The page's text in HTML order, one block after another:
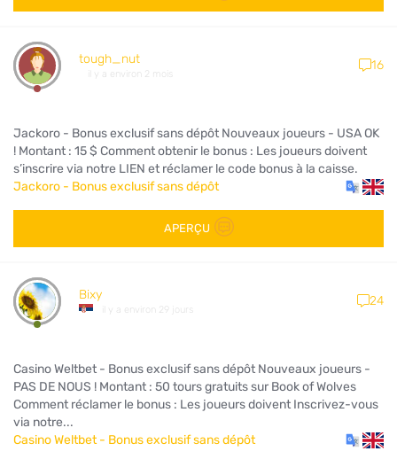
tough_nut
il y a environ 2 mois
16
Jackoro - Bonus exclusif sans dépôt Nouveaux joueurs - USA OK
! Montant : 15 $ Comment obtenir le bonus : Les joueurs doivent
s’inscrire via notre LIEN et réclamer le code bonus à la caisse.
Jackoro - Bonus exclusif sans dépôt
APERÇU
Bixy
il y a environ 29 jours
24
Casino Weltbet - Bonus exclusif sans dépôt Nouveaux joueurs -
PAS DE NOUS ! Montant : 50 tours gratuits sur Book of Wolves
Comment réclamer le bonus : Les joueurs doivent Inscrivez-vous
via notre...
Casino Weltbet - Bonus exclusif sans dépôt